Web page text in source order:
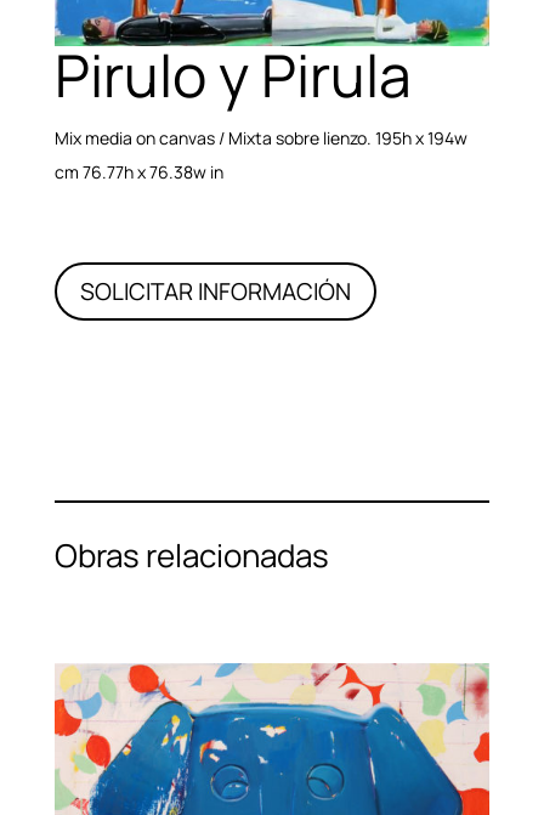
Pirulo y Pirula
Mix media on canvas / Mixta sobre lienzo. 195h x 194w
cm 76.77h x 76.38w in
SOLICITAR INFORMACIÓN
Obras relacionadas